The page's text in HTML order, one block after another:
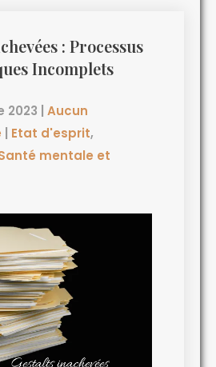
: Processus
Incomplets
2023
Aucun
Etat d'esprit,
mentale et